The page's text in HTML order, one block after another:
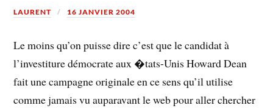
LAURENT 16 JANVIER 2004
Le moins qu’on puisse dire c’est que le candidat à
l’investiture démocrate aux �tats-Unis Howard Dean
fait une campagne originale en ce sens qu’il utilise
comme jamais vu auparavant le web pour aller chercher